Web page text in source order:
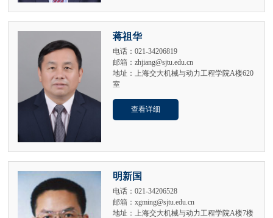
蒋祖华
电话：021-34206819
邮箱：zhjiang@sjtu.edu.cn
地址：上海交大机械与动力工程学院A楼620
室
查看详细
明新国
电话：021-34206528
邮箱：xgming@sjtu.edu.cn
地址：上海交大机械与动力工程学院A楼7楼